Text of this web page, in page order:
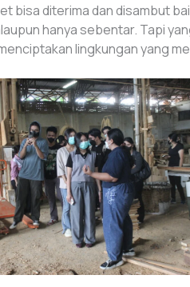
bisa diterima dan disambut
hanya sebentar. Tapi
lingkungan yang